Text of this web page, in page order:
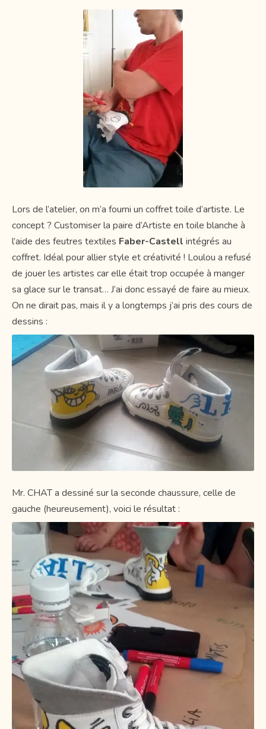
Lors de l’atelier, on m’a fourni un coffret toile d’artiste. Le
concept ? Customiser la paire d’Artiste en toile blanche à
l’aide des feutres textiles Faber-Castell intégrés au
coffret. Idéal pour allier style et créativité ! Loulou a refusé
de jouer les artistes car elle était trop occupée à manger
sa glace sur le transat… J’ai donc essayé de faire au mieux.
On ne dirait pas, mais il y a longtemps j’ai pris des cours de
dessins :
Mr. CHAT a dessiné sur la seconde chaussure, celle de
gauche (heureusement), voici le résultat :